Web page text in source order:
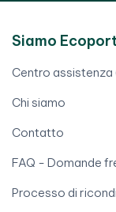
Siamo
Centro assistenza
Chi siamo
Contatto
FAQ - Domande
Processo di